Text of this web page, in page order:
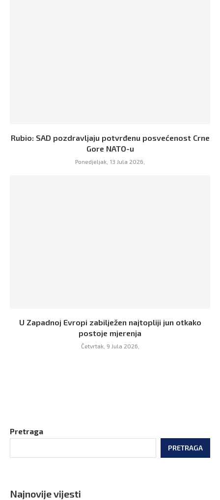
Rubio: SAD pozdravljaju potvrđenu posvećenost Crne
Gore NATO-u
Ponedjeljak, 13 Jula 2026,
U Zapadnoj Evropi zabilježen najtopliji jun otkako
postoje mjerenja
Četvrtak, 9 Jula 2026,
Pretraga
PRETRAGA
Najnovije vijesti